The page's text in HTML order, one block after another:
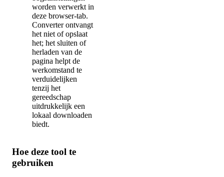
worden verwerkt in
deze browser-tab.
Converter ontvangt
het niet of opslaat
het; het sluiten of
herladen van de
pagina helpt de
werkomstand te
verduidelijken
tenzij het
gereedschap
uitdrukkelijk een
lokaal downloaden
biedt.
Hoe deze tool te
gebruiken